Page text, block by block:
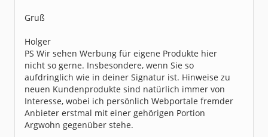
Gruß
Holger
PS Wir sehen Werbung für eigene Produkte hier
nicht so gerne. Insbesondere, wenn Sie so
aufdringlich wie in deiner Signatur ist. Hinweise zu
neuen Kundenprodukte sind natürlich immer von
Interesse, wobei ich persönlich Webportale fremder
Anbieter erstmal mit einer gehörigen Portion
Argwohn gegenüber stehe.